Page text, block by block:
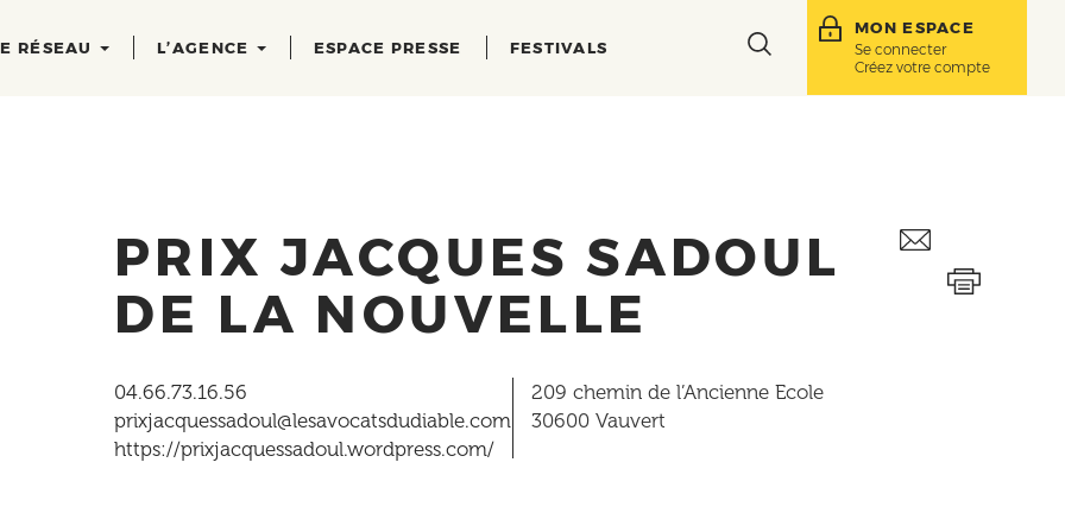
RÉSEAU L’AGENCE ESPACE PRESSE FESTIVALS
Toggle
MON ESPACE
Se connecter
Créez votre compte
PRIX JACQUES SADOUL
DE LA NOUVELLE
04.66.73.16.56
prixjacquessadoul@lesavocatsdudiable.com
https://prixjacquessadoul.wordpress.com/
209 chemin de l’Ancienne Ecole
30600 Vauvert